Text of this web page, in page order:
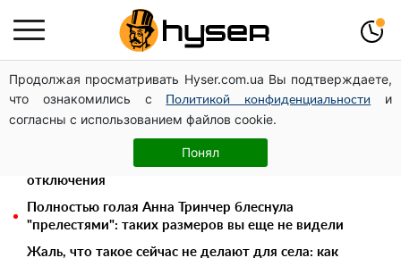
Продолжая просматривать Hyser.com.ua Вы подтверждаете,
что ознакомились с
Политикой конфиденциальности
и
согласны с использованием файлов cookie.
Понял
В Киеве военнослужащие могут бесплатно сохранить
репродуктивные клетки: Татьяна Мостепан посетила
городской центр
Месяц без света, лютый холод и коммунальные
платежи на тысячи гривен: народ "ломают" в
отключения
Полностью голая Анна Тринчер блеснула
"прелестями": таких размеров вы еще не видели
Жаль, что такое сейчас не делают для села: как